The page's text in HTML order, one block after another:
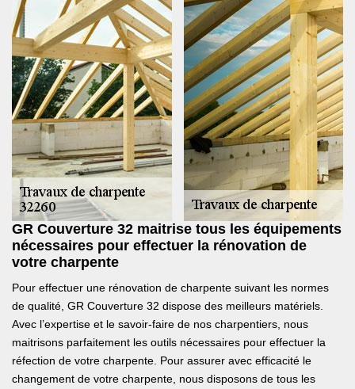
GR Couverture 32 maitrise tous les équipements
nécessaires pour effectuer la rénovation de
votre charpente
Pour effectuer une rénovation de charpente suivant les normes
de qualité, GR Couverture 32 dispose des meilleurs matériels.
Avec l’expertise et le savoir-faire de nos charpentiers, nous
maitrisons parfaitement les outils nécessaires pour effectuer la
réfection de votre charpente. Pour assurer avec efficacité le
changement de votre charpente, nous disposons de tous les